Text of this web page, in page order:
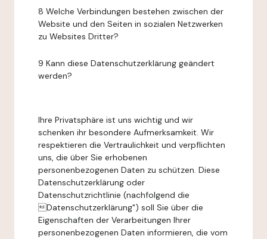
8 Welche Verbindungen bestehen zwischen der
Website und den Seiten in sozialen Netzwerken
zu Websites Dritter?
9 Kann diese Datenschutzerklärung geändert
werden?
Ihre Privatsphäre ist uns wichtig und wir
schenken ihr besondere Aufmerksamkeit. Wir
respektieren die Vertraulichkeit und verpflichten
uns, die über Sie erhobenen
personenbezogenen Daten zu schützen. Diese
Datenschutzerklärung oder
Datenschutzrichtlinie (nachfolgend die
Datenschutzerklärung") soll Sie über die
Eigenschaften der Verarbeitungen Ihrer
personenbezogenen Daten informieren, die vom